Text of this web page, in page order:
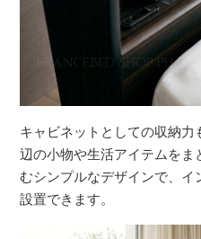
キャビネットとしての収納
辺の小物や生活アイテムを
むシンプルなデザインで、
設置できます。